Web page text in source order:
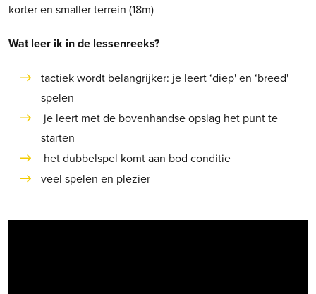
korter en smaller terrein (18m)
Wat leer ik in de lessenreeks?
tactiek wordt belangrijker: je leert ‘diep' en ‘breed'
spelen
je leert met de bovenhandse opslag het punt te
starten
het dubbelspel komt aan bod conditie
veel spelen en plezier